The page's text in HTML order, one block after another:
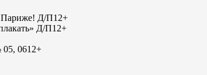
Париже! Д/П12+
Д/П12+
05, 0612+